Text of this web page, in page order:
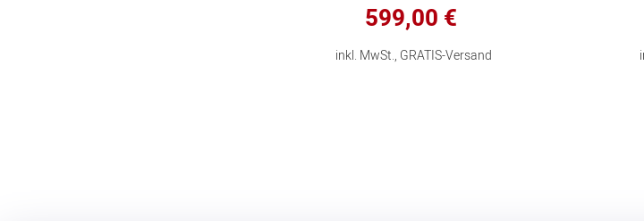
599,00 €
inkl. MwSt., GRATIS-Versand